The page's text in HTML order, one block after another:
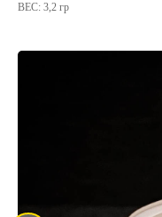
ВЕС: 3,2 гр